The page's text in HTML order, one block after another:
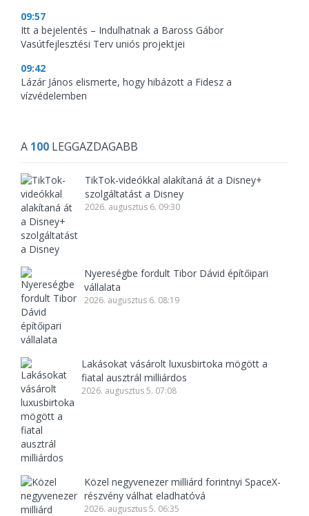
09:57
Itt a bejelentés – Indulhatnak a Baross Gábor
Vasútfejlesztési Terv uniós projektjei
09:42
Lázár János elismerte, hogy hibázott a Fidesz a
vízvédelemben
A 100 LEGGAZDAGABB
TikTok-videókkal alakítaná át a Disney+
szolgáltatást a Disney
2026. augusztus 6. 09:30
Nyereségbe fordult Tibor Dávid építőipari
vállalata
2026. augusztus 6. 08:19
Lakásokat vásárolt luxusbirtoka mögött a
fiatal ausztrál milliárdos
2026. augusztus 5. 07:08
Közel negyvenezer milliárd forintnyi SpaceX-
részvény válhat eladhatóvá
2026. augusztus 5. 06:35